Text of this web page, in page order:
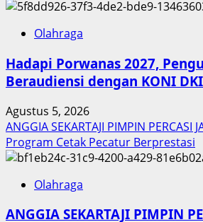
Olahraga
Hadapi Porwanas 2027,
Beraudiensi dengan KONI
Agustus 5, 2026
ANGGIA SEKARTAJI PIMPIN PERCASI
Program Cetak Pecatur Berprestasi
Olahraga
ANGGIA SEKARTAJI PIMPIN